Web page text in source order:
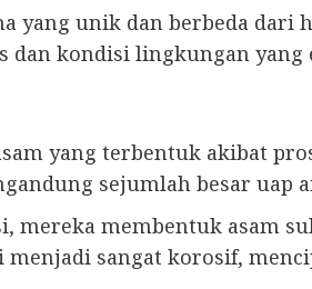
yang unik dan berbeda
kondisi lingkungan yang
yang terbentuk akibat
sejumlah besar uap
membentuk asam
sangat korosif,